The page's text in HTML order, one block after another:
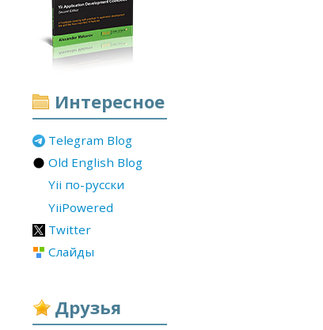
Интересное
Telegram Blog
Old English Blog
Yii по-русски
YiiPowered
Twitter
Слайды
Друзья